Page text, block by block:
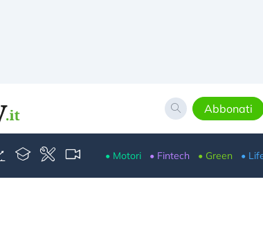
Abbonati
• Motori • Fintech • Green •